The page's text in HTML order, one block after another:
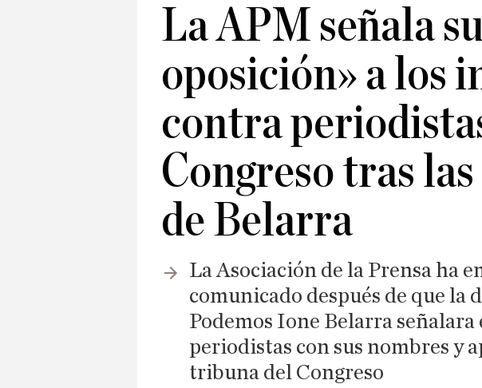
La APM señala
oposición» a los
contra
Congreso tras
de Belarra
La Asociación de la Prensa ha
comunicado después de que la
Podemos Ione Belarra señalara
periodistas con sus nombres y
tribuna del Congreso